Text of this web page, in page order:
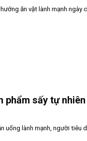
ăn vặt lành mạnh ngày
phẩm sấy tự
uống lành mạnh, người tiêu